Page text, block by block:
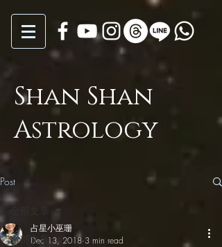
Shan Shan
Astrology
Post
全部文章
全部文章
占星小巫珊
Dec 13, 2018 3 min read